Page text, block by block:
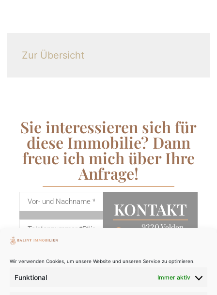
Wir verwenden Cookies, um unsere Website und unseren Service zu optimieren.
Funktional Immer aktiv
Zur Übersicht
Sie interessieren sich für
diese Immobilie? Dann
freue ich mich über Ihre
Anfrage!
KONTAKT
9220 Velden
1883
office@balint-